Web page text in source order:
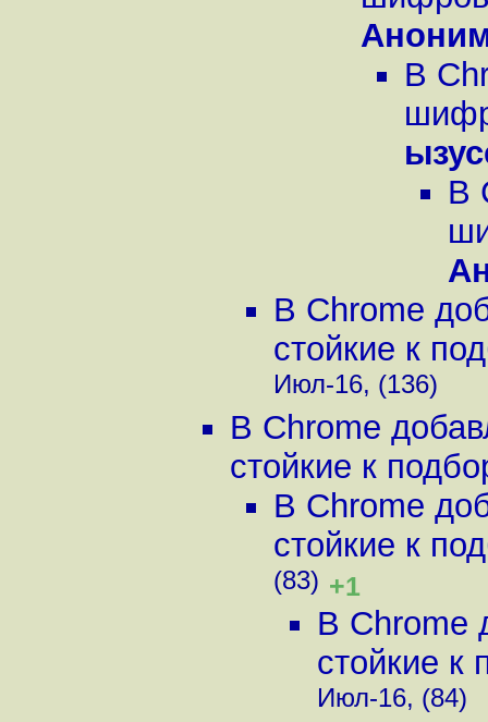
В
В
В Chrome
стойкие к
Июл-16, (136)
В Chrome
стойкие к
В Chrome
стойкие к
(83) +1
В Chrome
стойкие к
Июл-16, (84)